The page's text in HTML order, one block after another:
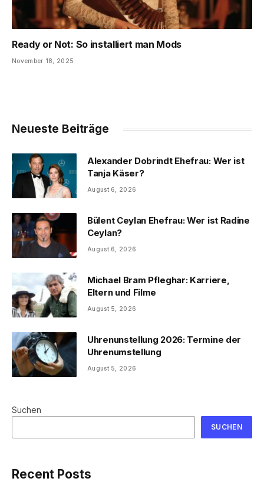
Ready or Not: So installiert man Mods
November 18, 2025
Neueste Beiträge
Alexander Dobrindt Ehefrau: Wer ist
Tanja Käser?
August 6, 2026
Bülent Ceylan Ehefrau: Wer ist Radine
Ceylan?
August 6, 2026
Michael Bram Pfleghar: Karriere,
Eltern und Filme
August 5, 2026
Uhrenunstellung 2026: Termine der
Uhrenumstellung
August 5, 2026
Suchen
SUCHEN
Recent Posts